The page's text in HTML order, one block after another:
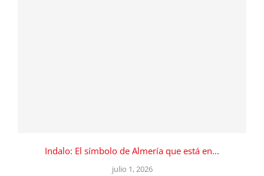
Indalo: El símbolo de Almería que está en...
julio 1, 2026